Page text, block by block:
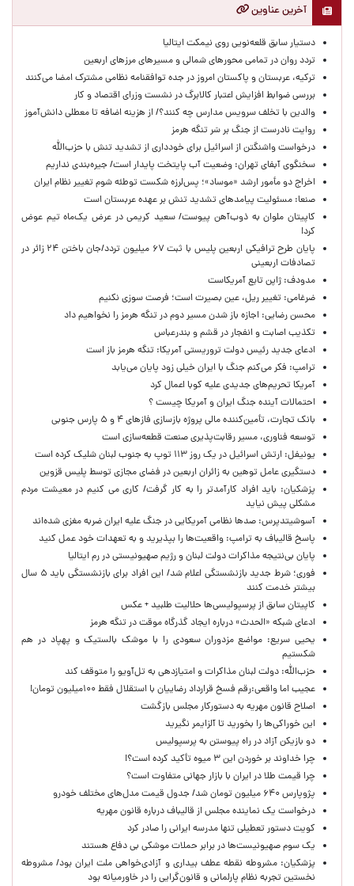
آخرین عناوین
دستیار سابق قلعه‌نویی روی نیمکت ایتالیا
تردد روان در تمامی محورهای شمالی و مسیرهای مرزهای اربعین
ترکیه، عربستان و پاکستان امروز در جده توافقنامه نظامی مشترک امضا می‌کنند
بررسی ضوابط افزایش اعتبار کالابرگ در نشست وزرای اقتصاد و کار
والدین با تخلف سرویس مدارس چه کنند؟/ از هزینه اضافه تا معطلی دانش‌آموز
روایت نادرست از جنگ بر سَر تنگه هرمز
درخواست واشنگتن از اسرائیل برای خودداری از تشدید تنش با حزب‌الله
سخنگوی آبفای تهران: وضعیت آب پایتخت پایدار است/ جیره‌بندی نداریم
اخراج دو مأمور ارشد «موساد»؛ پس‌لرزه شکست توطئه شوم تغییر نظام ایران
صنعا: مسئولیت پیامدهای تشدید تنش بر عهده عربستان است
کاپیتان ملوان به ذوب‌آهن پیوست/ سعید کریمی در عرض یک‌ماه تیم عوض
کرد!
پایان طرح ترافیکی اربعین پلیس با ثبت ۶۷ میلیون تردد/جان باختن ۲۴ زائر در
تصادفات اربعینی
مدودف: ژاپن تابع آمریکاست
ضرغامی: تغییر ریل، عین بصیرت است؛ فرصت سوزی نکنیم
محسن رضایی: اجازه باز شدن مسیر دوم در تنگه هرمز را نخواهیم داد
تکذیب اصابت و انفجار در قشم و بندرعباس
ادعای جدید رئیس دولت تروریستی آمریکا: تنگه هرمز باز است
ترامپ: فکر می‌کنم جنگ با ایران خیلی زود پایان می‌یابد
آمریکا تحریم‌های جدیدی علیه کوبا اعمال کرد
احتمالات آینده جنگ ایران و آمریکا چیست ؟
بانک تجارت، تأمین‌کننده مالی پروژه بازسازی فازهای ۴ و ۵ پارس جنوبی
توسعه فناوری، مسیر رقابت‌پذیری صنعت قطعه‌سازی است
یونیفل: ارتش اسرائیل در یک روز ۱۱۳ توپ به جنوب لبنان شلیک کرده است
دستگیری عامل توهین به زائران اربعین در فضای مجازی توسط پلیس قزوین
پزشکیان: باید افراد کارآمدتر را به کار گرفت/ کاری می کنیم در معیشت مردم
مشکلی پیش نیاید
آسوشیتدپرس: صدها نظامی آمریکایی در جنگ علیه ایران ضربه مغزی شده‌اند
پاسخ قالیباف به ترامپ: واقعیت‌ها را بپذیرید و به تعهدات خود عمل کنید
پایان بی‌نتیجه مذاکرات دولت لبنان و رژیم صهیونیستی در رم ایتالیا
فوری؛ شرط جدید بازنشستگی اعلام شد/ این افراد برای بازنشستگی باید ۵ سال
بیشتر خدمت کنند
کاپیتان سابق از پرسپولیسی‌ها حلالیت طلبید + عکس
ادعای شبکه «الحدث» درباره ایجاد گذرگاه موقت در تنگه هرمز
یحیی سریع: مواضع مزدوران سعودی را با موشک بالستیک و پهپاد در هم
شکستیم
حزب‌الله: دولت لبنان مذاکرات و امتیازدهی به تل‌آویو را متوقف کند
عجیب اما واقعی:رقم فسخ قرارداد رضاییان با استقلال فقط ۱۰۰میلیون تومان!
اصلاح قانون مهریه به دستورکار مجلس بازگشت
این خوراکی‌ها را بخورید تا آلزایمر نگیرید
دو بازیکن آزاد در راه پیوستن به پرسپولیس
چرا خداوند بر خوردن این ۳ میوه تأکید کرده است؟!
چرا قیمت طلا در ایران با بازار جهانی متفاوت است؟
پژوپارس ۶۴۰ میلیون تومان شد/ جدول قیمت مدل‌های مختلف خودرو
درخواست یک نماینده مجلس از قالیباف درباره قانون مهریه
کویت دستور تعطیلی تنها مدرسه ایرانی را صادر کرد
یک‌ سوم صهیونیست‌ها در برابر حملات موشکی بی دفاع هستند
پزشکیان: مشروطه نقطه عطف بیداری و آزادی‌خواهی ملت ایران بود/ مشروطه
نخستین تجربه نظام پارلمانی و قانون‌گرایی را در خاورمیانه بود